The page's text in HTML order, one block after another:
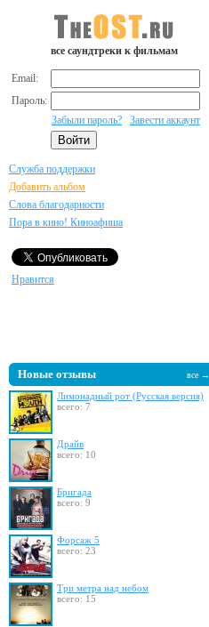
все саундтреки к фильмам
Email:
Пароль:
Забыли пароль?
Завести аккаунт
Служба поддержки
Добавить альбом
Слова благодарности
Пора в кино! Киноафиша
Нравится
Новые отзывы все →
Лимонадный рот (Русская версия)
всего: 7
Драйв
всего: 10
Бригада
всего: 9
Форсаж 5
всего: 23
Три метра над небом
всего: 15